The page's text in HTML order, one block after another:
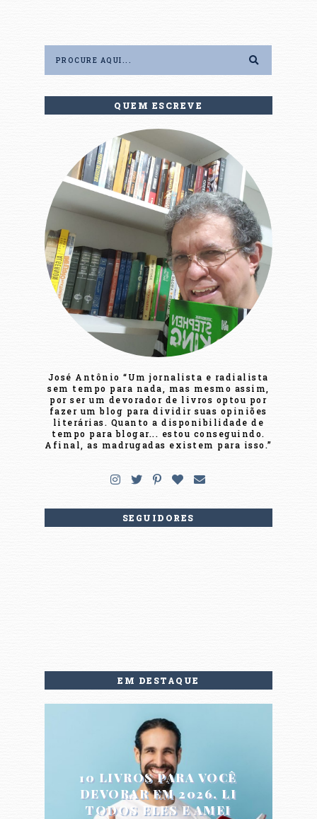
QUEM ESCREVE
José Antônio “Um jornalista e radialista
sem tempo para nada, mas mesmo assim,
por ser um devorador de livros optou por
fazer um blog para dividir suas opiniões
literárias. Quanto a disponibilidade de
tempo para blogar... estou conseguindo.
Afinal, as madrugadas existem para isso.”
SEGUIDORES
EM DESTAQUE
10 LIVROS PARA VOCÊ
DEVORAR EM 2026. LI
TODOS ELES E AMEI